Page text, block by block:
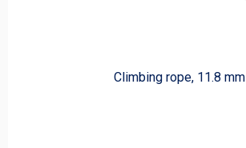
Climbing rope, 11.8 mm